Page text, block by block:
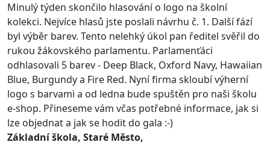
Minulý týden skončilo hlasování o logo na školní
kolekci. Nejvíce hlasů jste poslali návrhu č. 1. Další fází
byl výběr barev. Tento nelehký úkol pan ředitel svěřil do
rukou žákovského parlamentu. Parlamenťáci
odhlasovali 5 barev - Deep Black, Oxford Navy, Hawaiian
Blue, Burgundy a Fire Red. Nyní firma skloubí výherní
logo s barvami a od ledna bude spuštěn pro naši školu
e-shop. Přineseme vám včas potřebné informace, jak si
lze objednat a jak se hodit do gala :-)
Základní škola, Staré Město,